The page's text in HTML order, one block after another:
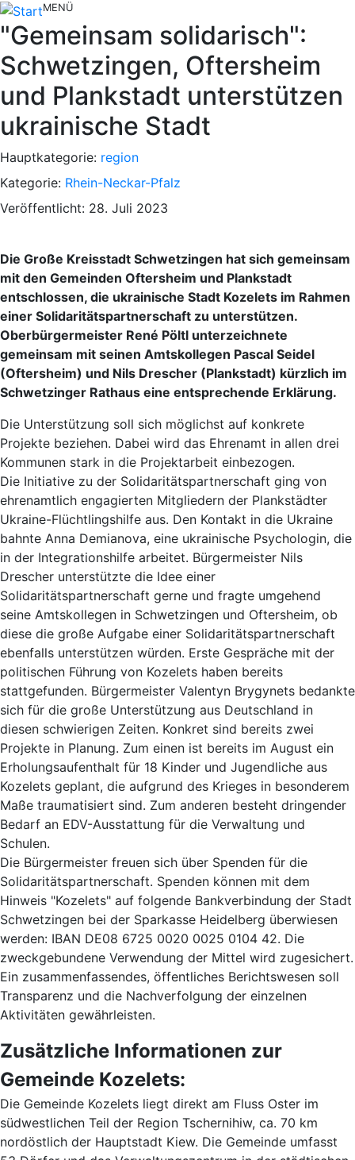
MENÜ
"Gemeinsam solidarisch":
Schwetzingen, Oftersheim
und Plankstadt unterstützen
ukrainische Stadt
Hauptkategorie: region
Kategorie: Rhein-Neckar-Pfalz
Veröffentlicht: 28. Juli 2023
Die Große Kreisstadt Schwetzingen hat sich gemeinsam
mit den Gemeinden Oftersheim und Plankstadt
entschlossen, die ukrainische Stadt Kozelets im Rahmen
einer Solidaritätspartnerschaft zu unterstützen.
Oberbürgermeister René Pöltl unterzeichnete
gemeinsam mit seinen Amtskollegen Pascal Seidel
(Oftersheim) und Nils Drescher (Plankstadt) kürzlich im
Schwetzinger Rathaus eine entsprechende Erklärung.
Die Unterstützung soll sich möglichst auf konkrete
Projekte beziehen. Dabei wird das Ehrenamt in allen drei
Kommunen stark in die Projektarbeit einbezogen.
Die Initiative zu der Solidaritätspartnerschaft ging von
ehrenamtlich engagierten Mitgliedern der Plankstädter
Ukraine-Flüchtlingshilfe aus. Den Kontakt in die Ukraine
bahnte Anna Demianova, eine ukrainische Psychologin, die
in der Integrationshilfe arbeitet. Bürgermeister Nils
Drescher unterstützte die Idee einer
Solidaritätspartnerschaft gerne und fragte umgehend
seine Amtskollegen in Schwetzingen und Oftersheim, ob
diese die große Aufgabe einer Solidaritätspartnerschaft
ebenfalls unterstützen würden. Erste Gespräche mit der
politischen Führung von Kozelets haben bereits
stattgefunden. Bürgermeister Valentyn Brygynets bedankte
sich für die große Unterstützung aus Deutschland in
diesen schwierigen Zeiten. Konkret sind bereits zwei
Projekte in Planung. Zum einen ist bereits im August ein
Erholungsaufenthalt für 18 Kinder und Jugendliche aus
Kozelets geplant, die aufgrund des Krieges in besonderem
Maße traumatisiert sind. Zum anderen besteht dringender
Bedarf an EDV-Ausstattung für die Verwaltung und
Schulen.
Die Bürgermeister freuen sich über Spenden für die
Solidaritätspartnerschaft. Spenden können mit dem
Hinweis "Kozelets" auf folgende Bankverbindung der Stadt
Schwetzingen bei der Sparkasse Heidelberg überwiesen
werden: IBAN DE08 6725 0020 0025 0104 42. Die
zweckgebundene Verwendung der Mittel wird zugesichert.
Ein zusammenfassendes, öffentliches Berichtswesen soll
Transparenz und die Nachverfolgung der einzelnen
Aktivitäten gewährleisten.
Zusätzliche Informationen zur
Gemeinde Kozelets:
Die Gemeinde Kozelets liegt direkt am Fluss Oster im
südwestlichen Teil der Region Tschernihiw, ca. 70 km
nordöstlich der Hauptstadt Kiew. Die Gemeinde umfasst